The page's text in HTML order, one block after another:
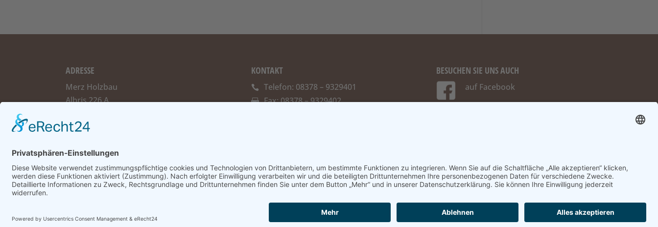
ADRESSE
Merz Holzbau
Albris 226 A
KONTAKT
Telefon: 08378 – 9329401
Fax: 08378 – 9329402
BESUCHEN SIE UNS AUCH
auf Facebook
IMPRESSUM DATENSCHUTZERKLÄRUNG KONTAKT DATENSCHUTZINFORMATION AGB